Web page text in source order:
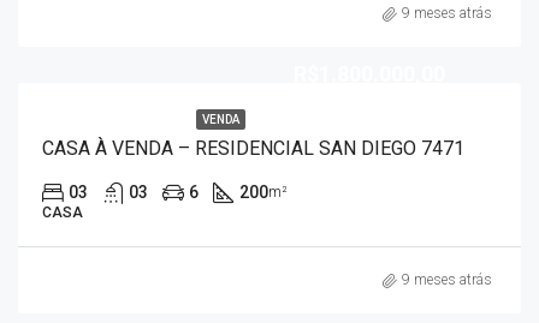
9 meses atrás
VENDA
CASA À VENDA – RESIDENCIAL SAN DIEGO 7471
03 03 6 200m²
CASA
9 meses atrás